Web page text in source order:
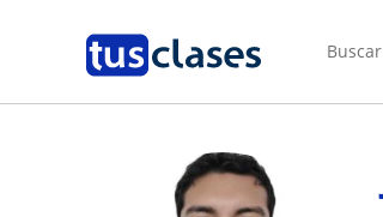
Buscar